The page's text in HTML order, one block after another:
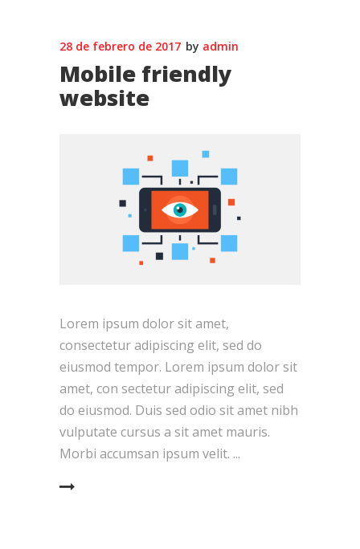
28 de febrero de 2017 by admin
Mobile friendly
website
Lorem ipsum dolor sit amet,
consectetur adipiscing elit, sed do
eiusmod tempor. Lorem ipsum dolor sit
amet, con sectetur adipiscing elit, sed
do eiusmod. Duis sed odio sit amet nibh
vulputate cursus a sit amet mauris.
Morbi accumsan ipsum velit.